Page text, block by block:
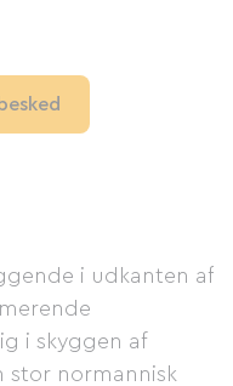
i udkanten af
i skyggen af
normannisk